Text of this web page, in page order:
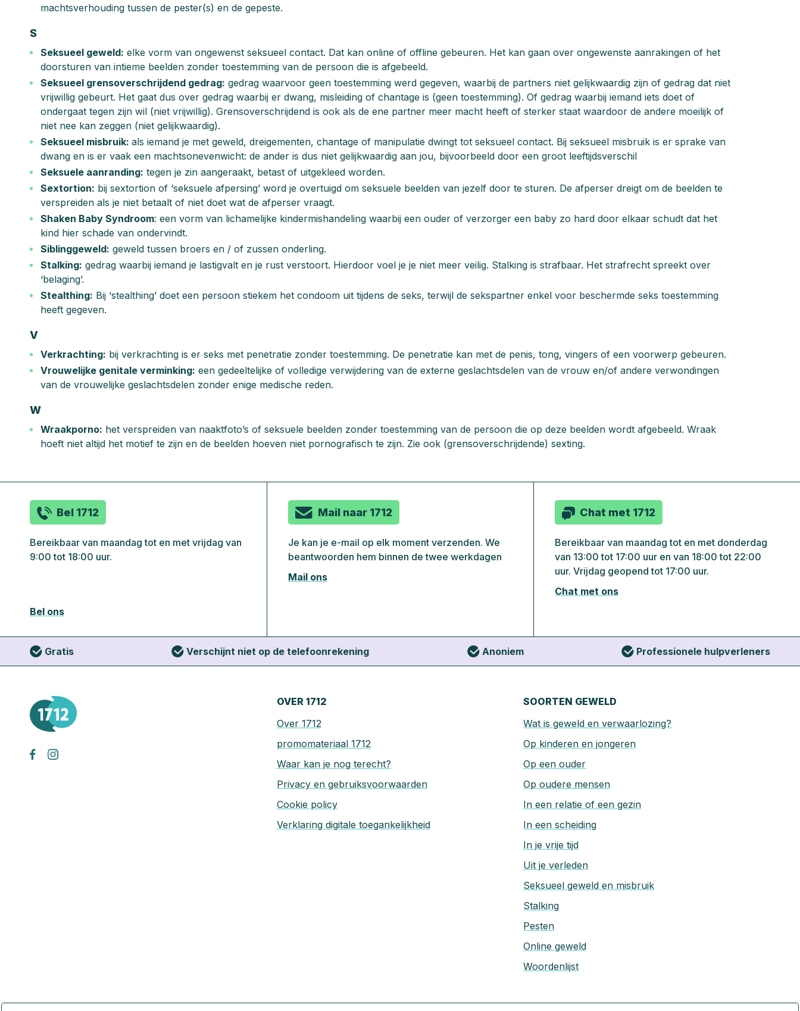
machtsverhouding tussen de pester(s) en de gepeste.
S
Seksueel geweld: elke vorm van ongewenst seksueel contact. Dat kan online of offline gebeuren. Het kan gaan over ongewenste aanrakingen of het
doorsturen van intieme beelden zonder toestemming van de persoon die is afgebeeld.
Seksueel grensoverschrijdend gedrag: gedrag waarvoor geen toestemming werd gegeven, waarbij de partners niet gelijkwaardig zijn of gedrag dat niet
vrijwillig gebeurt. Het gaat dus over gedrag waarbij er dwang, misleiding of chantage is (geen toestemming). Of gedrag waarbij iemand iets doet of
ondergaat tegen zijn wil (niet vrijwillig). Grensoverschrijdend is ook als de ene partner meer macht heeft of sterker staat waardoor de andere moeilijk of
niet nee kan zeggen (niet gelijkwaardig).
Seksueel misbruik: als iemand je met geweld, dreigementen, chantage of manipulatie dwingt tot seksueel contact. Bij seksueel misbruik is er sprake van
dwang en is er vaak een machtsonevenwicht: de ander is dus niet gelijkwaardig aan jou, bijvoorbeeld door een groot leeftijdsverschil
Seksuele aanranding: tegen je zin aangeraakt, betast of uitgekleed worden.
Sextortion: bij sextortion of ‘seksuele afpersing’ word je overtuigd om seksuele beelden van jezelf door te sturen. De afperser dreigt om de beelden te
verspreiden als je niet betaalt of niet doet wat de afperser vraagt.
Shaken Baby Syndroom: een vorm van lichamelijke kindermishandeling waarbij een ouder of verzorger een baby zo hard door elkaar schudt dat het
kind hier schade van ondervindt.
Siblinggeweld: geweld tussen broers en / of zussen onderling.
Stalking: gedrag waarbij iemand je lastigvalt en je rust verstoort. Hierdoor voel je je niet meer veilig. Stalking is strafbaar. Het strafrecht spreekt over
‘belaging’.
Stealthing: Bij ‘stealthing’ doet een persoon stiekem het condoom uit tijdens de seks, terwijl de sekspartner enkel voor beschermde seks toestemming
heeft gegeven.
V
Verkrachting: bij verkrachting is er seks met penetratie zonder toestemming. De penetratie kan met de penis, tong, vingers of een voorwerp gebeuren.
Vrouwelijke genitale verminking: een gedeeltelijke of volledige verwijdering van de externe geslachtsdelen van de vrouw en/of andere verwondingen
van de vrouwelijke geslachtsdelen zonder enige medische reden.
W
Wraakporno: het verspreiden van naaktfoto’s of seksuele beelden zonder toestemming van de persoon die op deze beelden wordt afgebeeld. Wraak
hoeft niet altijd het motief te zijn en de beelden hoeven niet pornografisch te zijn. Zie ook (grensoverschrijdende) sexting.
Bel 1712
Bereikbaar van maandag tot en met vrijdag van
9:00 tot 18:00 uur.
Bel ons
Mail naar 1712
Je kan je e-mail op elk moment verzenden. We
beantwoorden hem binnen de twee werkdagen
Mail ons
Chat met 1712
Bereikbaar van maandag tot en met donderdag
van 13:00 tot 17:00 uur en van 18:00 tot 22:00
uur. Vrijdag geopend tot 17:00 uur.
Chat met ons
Gratis Verschijnt niet op de telefoonrekening Anoniem Professionele hulpverleners
OVER 1712
Over 1712
promomateriaal 1712
Waar kan je nog terecht?
Privacy en gebruiksvoorwaarden
Cookie policy
Verklaring digitale toegankelijkheid
SOORTEN GEWELD
Wat is geweld en verwaarlozing?
Op kinderen en jongeren
Op een ouder
Op oudere mensen
In een relatie of een gezin
In een scheiding
In je vrije tijd
Uit je verleden
Seksueel geweld en misbruik
Stalking
Pesten
Online geweld
Woordenlijst